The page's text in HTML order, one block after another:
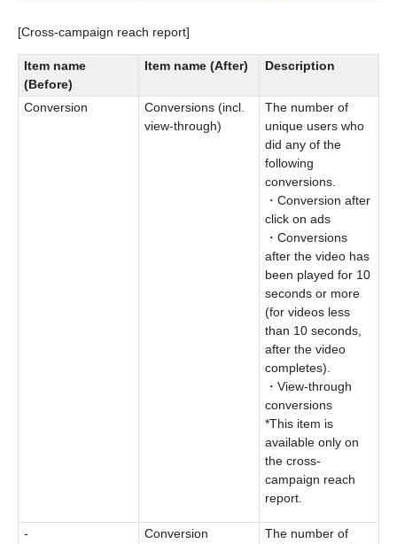
[Cross-campaign reach report]
Item name
(Before)
Item name (After) Description
Conversion
Conversions (incl.
view-through)
The number of
unique users who
did any of the
following
conversions.
・Conversion after
click on ads
・Conversions
after the video has
been played for 10
seconds or more
(for videos less
than 10 seconds,
after the video
completes).
・View-through
conversions
*This item is
available only on
the cross-
campaign reach
report.
- Conversion
The number of